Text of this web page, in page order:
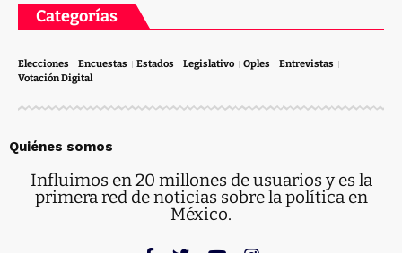
Categorías
Elecciones Encuestas Estados Legislativo Oples
Entrevistas
Votación Digital
Quiénes somos
Influimos en 20 millones de usuarios y es la
primera red de noticias sobre la política en
México.